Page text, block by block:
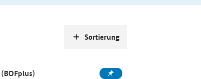
Sortierung